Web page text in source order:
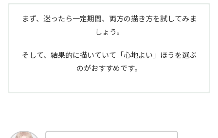
まず、迷ったら一定期間、両方の描き方を試してみま
しょう。
そして、結果的に描いていて「心地よい」ほうを選ぶ
のがおすすめです。